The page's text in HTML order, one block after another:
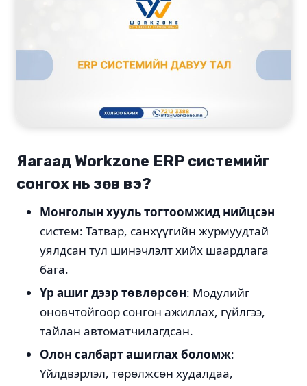
Яагаад Workzone ERP системийг
сонгох нь зөв вэ?
Монголын хууль тогтоомжид нийцсэн
систем: Татвар, санхүүгийн журмуудтай
уялдсан тул шинэчлэлт хийх шаардлага
бага.
Үр ашиг дээр төвлөрсөн: Модулийг
оновчтойгоор сонгон ажиллах, гүйлгээ,
тайлан автоматчилагдсан.
Олон салбарт ашиглах боломж:
Үйлдвэрлэл, төрөлжсөн худалдаа,